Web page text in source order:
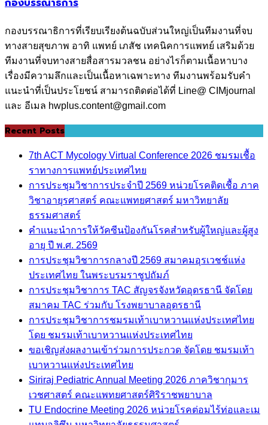
กองบรรณาธิการ
กองบรรณาธิการที่เรียบเรียงต้นฉบับส่วนใหญ่เป็นทีมงานที่จบ
ทางสายสุขภาพ อาทิ แพทย์ เภสัช เทคนิคการแพทย์ เสริมด้วย
ทีมงานที่จบทางสายสื่อสารมวลชน อย่างไรก็ตามเนื้อหาบาง
เรื่องมีความลึกและเป็นเนื้อหาเฉพาะทาง ทีมงานพร้อมรับคำ
แนะนำที่เป็นประโยชน์ สามารถติดต่อได้ที่ Line@ CIMjournal
และ อีเมล hwplus.content@gmail.com
Recent Posts
7th ACT Mycology Virtual Conference 2026 ชมรมเชื้อ
ราทางการแพทย์ประเทศไทย
การประชุมวิชาการประจำปี 2569 หน่วยโรคติดเชื้อ ภาค
วิชาอายุรศาสตร์ คณะแพทยศาสตร์ มหาวิทยาลัย
ธรรมศาสตร์
คำแนะนำการให้วัคซีนป้องกันโรคสำหรับผู้ใหญ่และผู้สูง
อายุ ปี พ.ศ. 2569
การประชุมวิชาการกลางปี 2569 สมาคมอุรเวชช์แห่ง
ประเทศไทย ในพระบรมราชูปถัมภ์
การประชุมวิชาการ TAC สัญจรจังหวัดอุดรธานี จัดโดย
สมาคม TAC ร่วมกับ โรงพยาบาลอุดรธานี
การประชุมวิชาการชมรมเท้าเบาหวานแห่งประเทศไทย
โดย ชมรมเท้าเบาหวานแห่งประเทศไทย
ขอเชิญส่งผลงานเข้าร่วมการประกวด จัดโดย ชมรมเท้า
เบาหวานแห่งประเทศไทย
Siriraj Pediatric Annual Meeting 2026 ภาควิชากุมาร
เวชศาสตร์ คณะแพทยศาสตร์ศิริราชพยาบาล
TU Endocrine Meeting 2026 หน่วยโรคต่อมไร้ท่อและเม